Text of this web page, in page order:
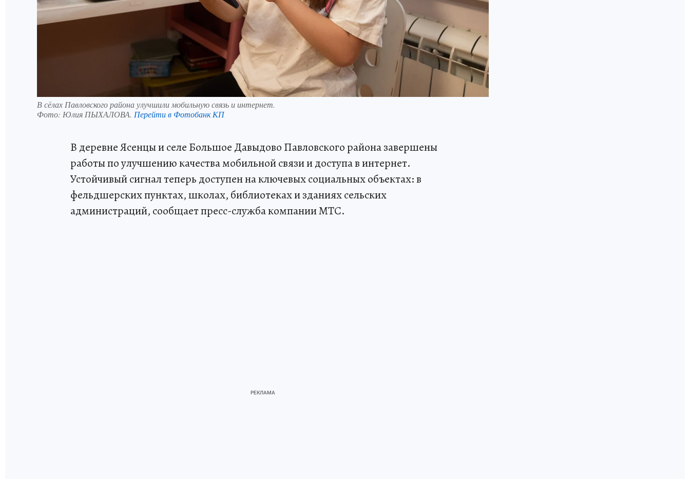
‎В сёлах Павловского района улучшили мобильную связь и интернет.
Фото: Юлия ПЫХАЛОВА. Перейти в Фотобанк КП
В деревне Ясенцы и селе Большое Давыдово Павловского района завершены
работы по улучшению качества мобильной связи и доступа в интернет.
Устойчивый сигнал теперь доступен на ключевых социальных объектах: в
фельдшерских пунктах, школах, библиотеках и зданиях сельских
администраций, сообщает пресс-служба компании МТС.